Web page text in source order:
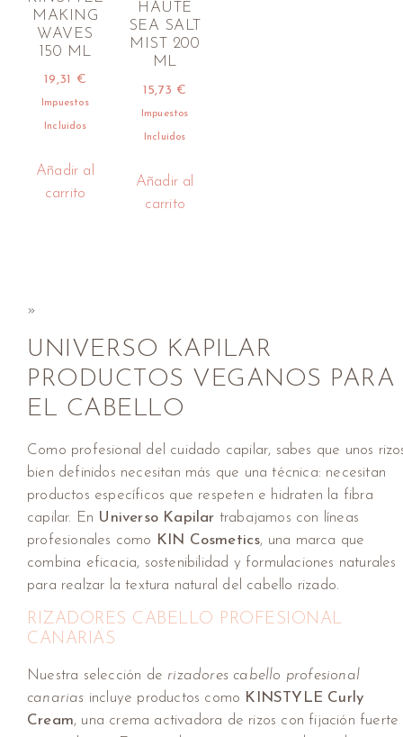
MAKING
WAVES
150 ML
19,31 €
Impuestos
Incluidos
Añadir al
carrito
HAUTE
SEA SALT
MIST 200
ML
15,73 €
Impuestos
Incluidos
Añadir al
carrito
»
UNIVERSO KAPILAR
PRODUCTOS VEGANOS PARA
EL CABELLO
Como profesional del cuidado capilar, sabes que unos
bien definidos necesitan más que una técnica: necesitan
productos específicos que respeten e hidraten la fibra
capilar. En Universo Kapilar trabajamos con líneas
profesionales como KIN Cosmetics, una marca que
combina eficacia, sostenibilidad y formulaciones naturales
para realzar la textura natural del cabello rizado.
RIZADORES CABELLO PROFESIONAL
CANARIAS
Nuestra selección de rizadores cabello profesional
canarias incluye productos como KINSTYLE Curly
Cream, una crema activadora de rizos con fijación fuerte